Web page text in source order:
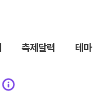
축제달력 테마